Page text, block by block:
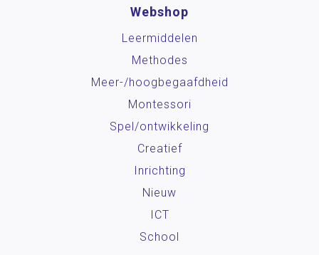
Webshop
Leermiddelen
Methodes
Meer-/hoog­begaafdheid
Montessori
Spel/ontwikkeling
Creatief
Inrichting
Nieuw
ICT
School